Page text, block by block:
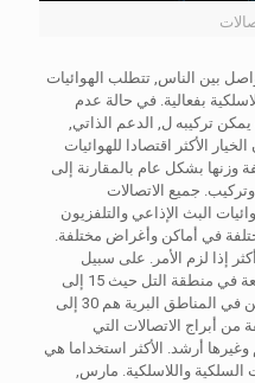
بين الناس, تتطلب الهوائيات
بفعالية. في حالة عدم
يمكن تركيبه ل, الدعم الذاتي,
الأكثر اقتصادا للهوائيات
وزنها بشكل عام بالمقارنة إلى
جميع الاتصالات
البث الإذاعي والتلفزيون
في أماكن وأغراض مختلفة.
15-60 م وأحيانا أكثر إذا لزم الأمر. على سبيل
المثال في الأرض المناطق أبراج مرتفعة في منطقة التل حيث 15 إلى
30 م أبراج عالية يمكن استخدامها ولكن في المناطق البرية هم 30 إلى
من أبراج الاتصالات التي
أرشد. الأكثر استخداما هي
السلكية واللاسلكية. مارس,